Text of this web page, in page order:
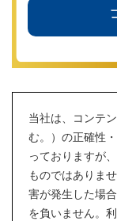
当社は、コンテ
む。）の正確性
っておりますが
ものではありま
害が発生した場
を負いません。